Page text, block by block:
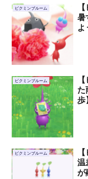
ピクミンブルーム
暑
ピクミンブルーム
た
歩
ピクミンブルーム
温
が